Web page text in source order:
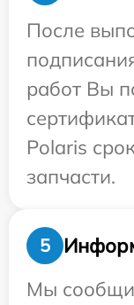
После
работ Вы
Polaris
запчасти.
5
Мы